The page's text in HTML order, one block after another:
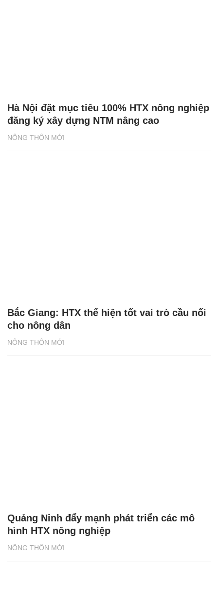
NÔNG THÔN MỚI
Hà Nội đặt mục tiêu 100% HTX nông nghiệp
đăng ký xây dựng NTM nâng cao
NÔNG THÔN MỚI
Bắc Giang: HTX thể hiện tốt vai trò cầu nối
cho nông dân
NÔNG THÔN MỚI
Quảng Ninh đẩy mạnh phát triển các mô
hình HTX nông nghiệp